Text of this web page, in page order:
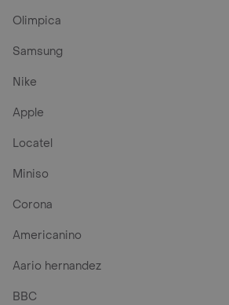
Olimpica
Samsung
Nike
Apple
Locatel
Miniso
Corona
Americanino
Aario hernandez
BBC